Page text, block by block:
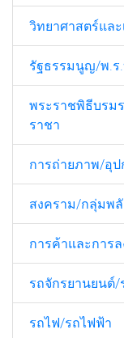
วิทยาศาสตร์แล
รัฐธรรมนูญ/พ.ร
พระราชพิธีบรม
ราชา
การถ่ายภาพ/อุ
สงคราม/กลุ่มพลั
การค้าและการ
รถจักรยานยนต์/
รถไฟ/รถไฟฟ้า